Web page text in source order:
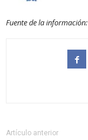
Fuente de la información:
Artículo anterior